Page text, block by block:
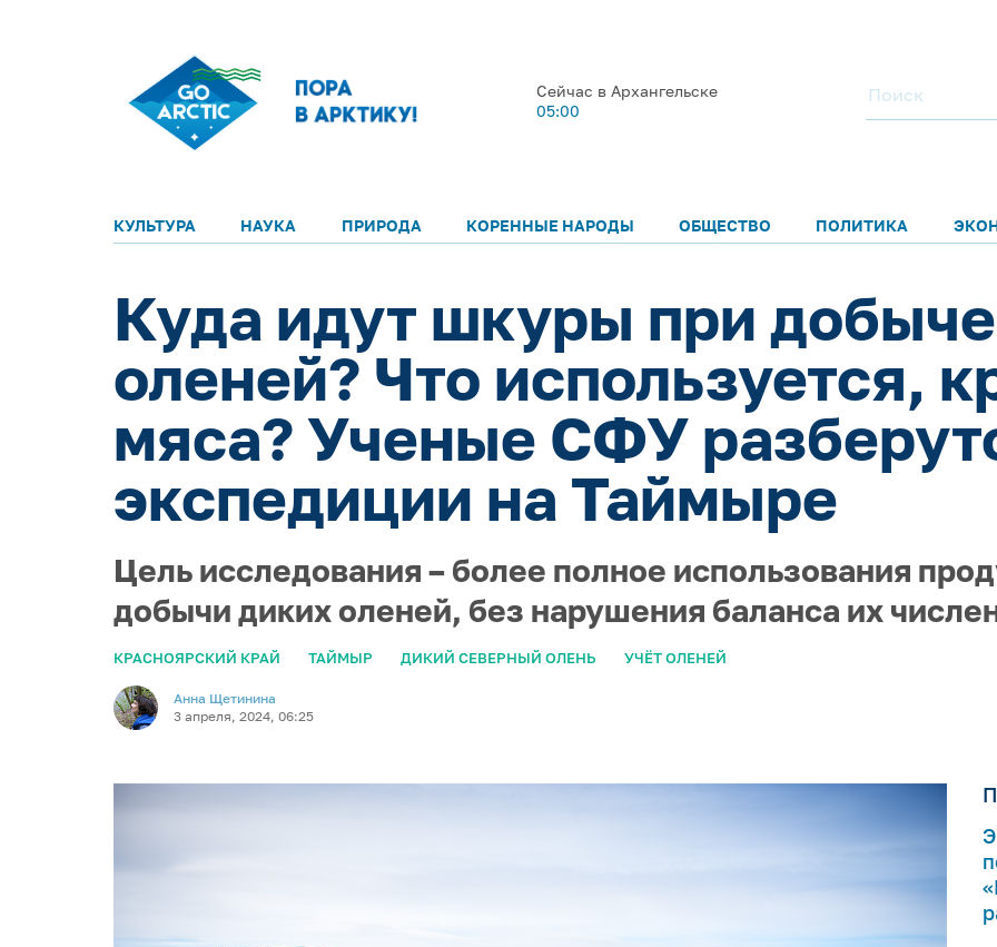
Сейчас в Архангельске
05:00
КУЛЬТУРА НАУКА ПРИРОДА КОРЕННЫЕ НАРОДЫ ОБЩЕСТВО ПОЛИТИКА
Куда идут шкуры при
оленей? Что используется,
мяса? Ученые СФУ
экспедиции на Таймыре
Цель исследования – более полное использования
добычи диких оленей, без нарушения баланса их
КРАСНОЯРСКИЙ КРАЙ ТАЙМЫР ДИКИЙ СЕВЕРНЫЙ ОЛЕНЬ УЧЁТ ОЛЕНЕЙ
Анна Щетинина
3 апреля, 2024, 06:25